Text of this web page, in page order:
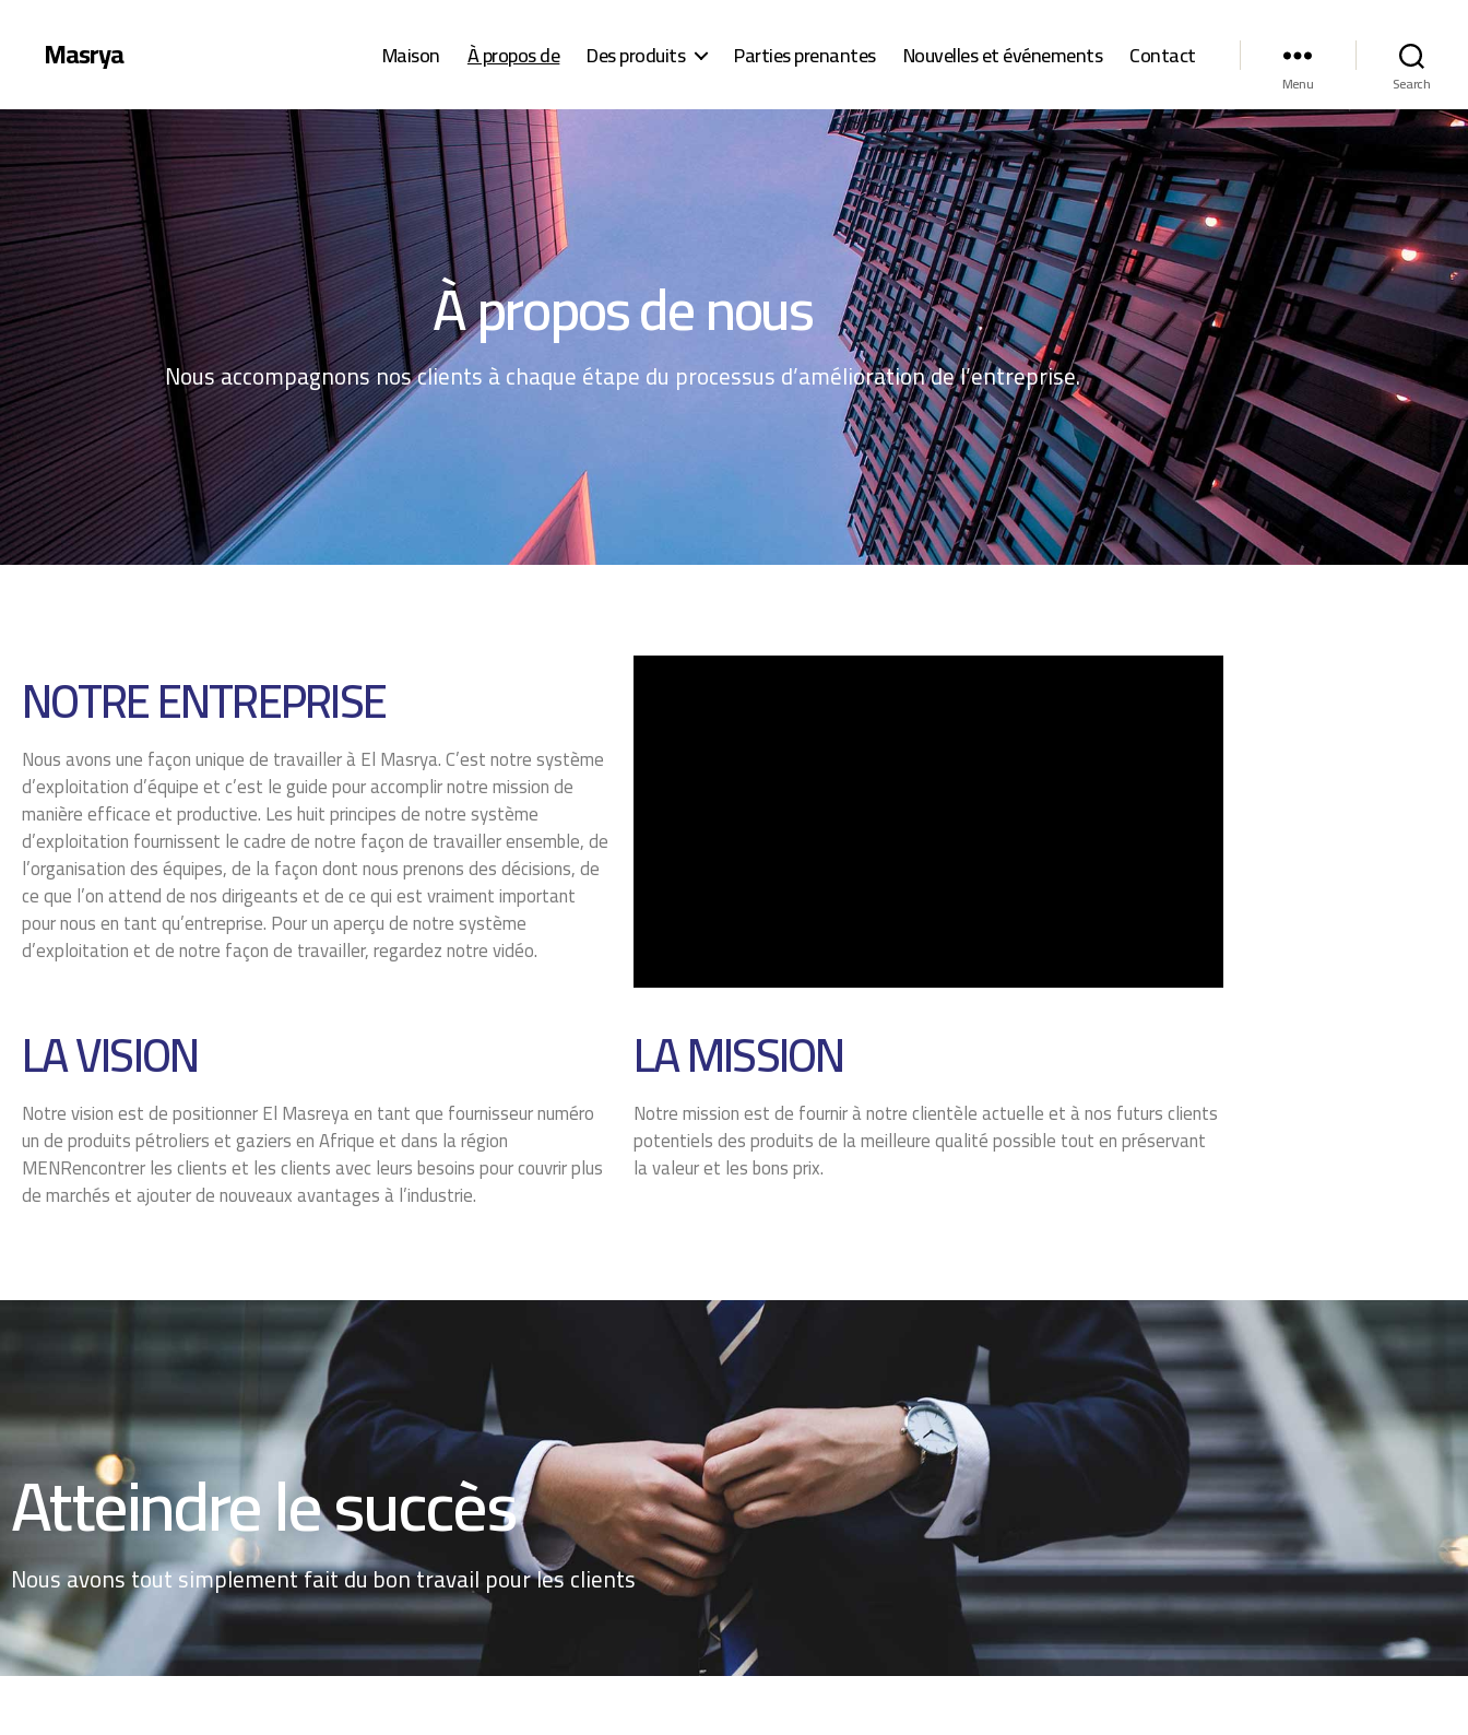
Masrya Maison À propos de Des produits Parties prenantes Nouvelles et événements Contact
Menu Search
À propos de nous
Nous accompagnons nos clients à chaque étape du processus d’amélioration de l’entreprise.
NOTRE ENTREPRISE
Nous avons une façon unique de travailler à El Masrya. C’est notre système
d’exploitation d’équipe et c’est le guide pour accomplir notre mission de
manière efficace et productive. Les huit principes de notre système
d’exploitation fournissent le cadre de notre façon de travailler ensemble, de
l’organisation des équipes, de la façon dont nous prenons des décisions, de
ce que l’on attend de nos dirigeants et de ce qui est vraiment important
pour nous en tant qu’entreprise. Pour un aperçu de notre système
d’exploitation et de notre façon de travailler, regardez notre vidéo.
LA VISION
Notre vision est de positionner El Masreya en tant que fournisseur numéro
un de produits pétroliers et gaziers en Afrique et dans la région
MENRencontrer les clients et les clients avec leurs besoins pour couvrir plus
de marchés et ajouter de nouveaux avantages à l’industrie.
LA MISSION
Notre mission est de fournir à notre clientèle actuelle et à nos futurs clients
potentiels des produits de la meilleure qualité possible tout en préservant
la valeur et les bons prix.
Atteindre le succès
Nous avons tout simplement fait du bon travail pour les clients